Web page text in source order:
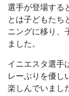
選手が登場する
とは子どもたち
ニングに移り、
ました。
イニエスタ選手
レーぶりを優し
楽しんでいまし